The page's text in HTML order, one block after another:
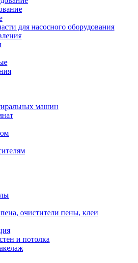
для насосного оборудования
машин
очистители пены, клеи
и потолка